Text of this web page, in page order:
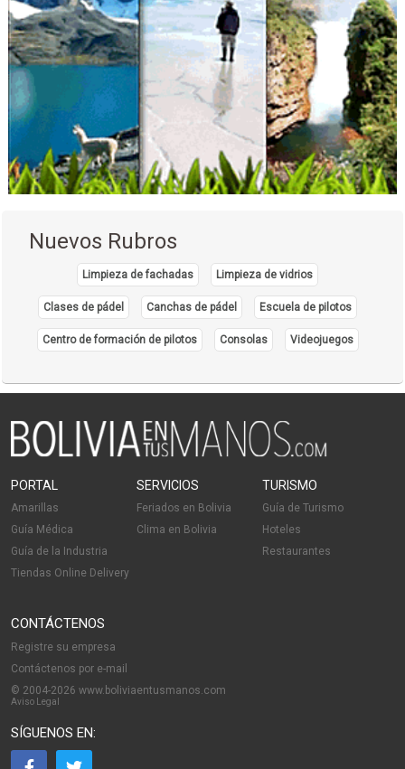
Nuevos Rubros
Limpieza de fachadas Limpieza de vidrios
Clases de pádel Canchas de pádel Escuela de pilotos
Centro de formación de pilotos Consolas Videojuegos
PORTAL
Amarillas
Guía Médica
Guía de la Industria
Tiendas Online Delivery
SERVICIOS
Feriados en Bolivia
Clima en Bolivia
TURISMO
Guía de Turismo
Hoteles
Restaurantes
CONTÁCTENOS
Registre su empresa
Contáctenos por e-mail
© 2004-2026 www.boliviaentusmanos.com
Aviso Legal
SÍGUENOS EN: